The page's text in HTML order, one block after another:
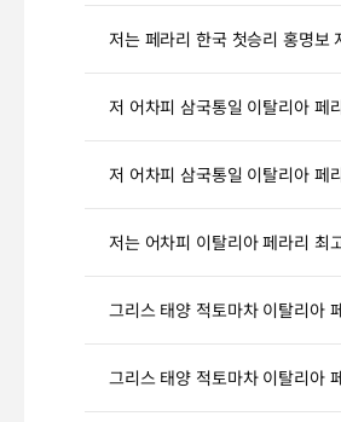
저는 페라리 한국 첫승리 홍명보
저 어차피 삼국통일 이탈리아 페
저 어차피 삼국통일 이탈리아 페
저는 어차피 이탈리아 페라리 최
그리스 태양 적토마차 이탈리아
그리스 태양 적토마차 이탈리아